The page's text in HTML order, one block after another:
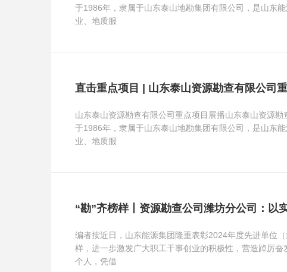
于1986年，隶属于山东泰山地勘集团有限公司，是山东
业、地质服
直击重点项目 | 山东泰山资源勘查有限公司
山东泰山资源勘查有限公司重点项目展播山东泰山资源
于1986年，隶属于山东泰山地勘集团有限公司，是山东
业、地质服
“勘”齐榜样丨资源勘查公司潍坊分公司：以
编者按近日，山东能源集团隆重表彰2024年度先进单位
样，进一步激发广大职工干事创业的积极性，营造踔厉
个人，凭借